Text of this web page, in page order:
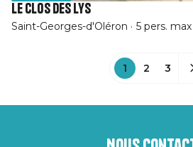
Le Clos Des Lys
Saint-Georges-d'Oléron 5 pers. max
1 2 3